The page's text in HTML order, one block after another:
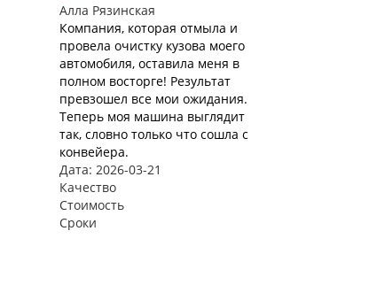
Алла Рязинская
Компания, которая отмыла и
провела очистку кузова моего
автомобиля, оставила меня в
полном восторге! Результат
превзошел все мои ожидания.
Теперь моя машина выглядит
так, словно только что сошла с
конвейера.
Дата: 2026-03-21
Качество
Стоимость
Сроки